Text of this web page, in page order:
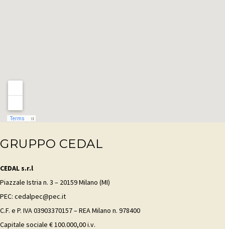
GRUPPO CEDAL
CEDAL s.r.l
Piazzale Istria n. 3 – 20159 Milano (MI)
PEC: cedalpec@pec.it
C.F. e P. IVA 03903370157 – REA Milano n. 978400
Capitale sociale € 100.000,00 i.v.